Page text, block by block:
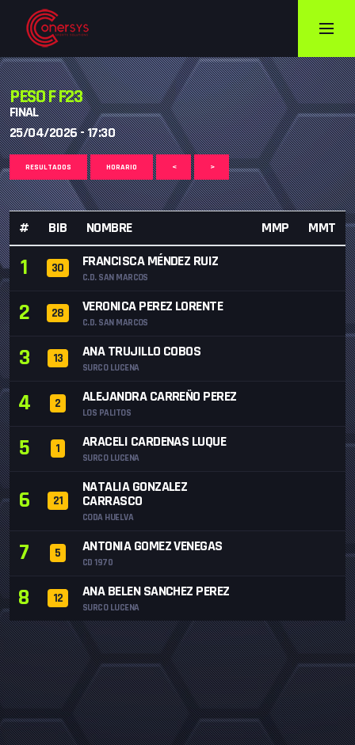
PESO F F23
FINAL
25/04/2026 - 17:30
RESULTADOS HORARIO < >
# BIB NOMBRE MMP MMT
1 30 FRANCISCA MÉNDEZ RUIZ
C.D. SAN MARCOS
2 28 VERONICA PEREZ LORENTE
C.D. SAN MARCOS
3 13 ANA TRUJILLO COBOS
SURCO LUCENA
4 2 ALEJANDRA CARREÑO PEREZ
LOS PALITOS
5 1 ARACELI CARDENAS LUQUE
SURCO LUCENA
6 21
NATALIA GONZALEZ
CARRASCO
CODA HUELVA
7 5 ANTONIA GOMEZ VENEGAS
CD 1970
8 12 ANA BELEN SANCHEZ PEREZ
SURCO LUCENA